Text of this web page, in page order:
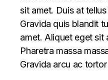
sit amet. Duis at
Gravida quis blandit
amet. Aliquet eget sit
Pharetra massa
Gravida arcu ac